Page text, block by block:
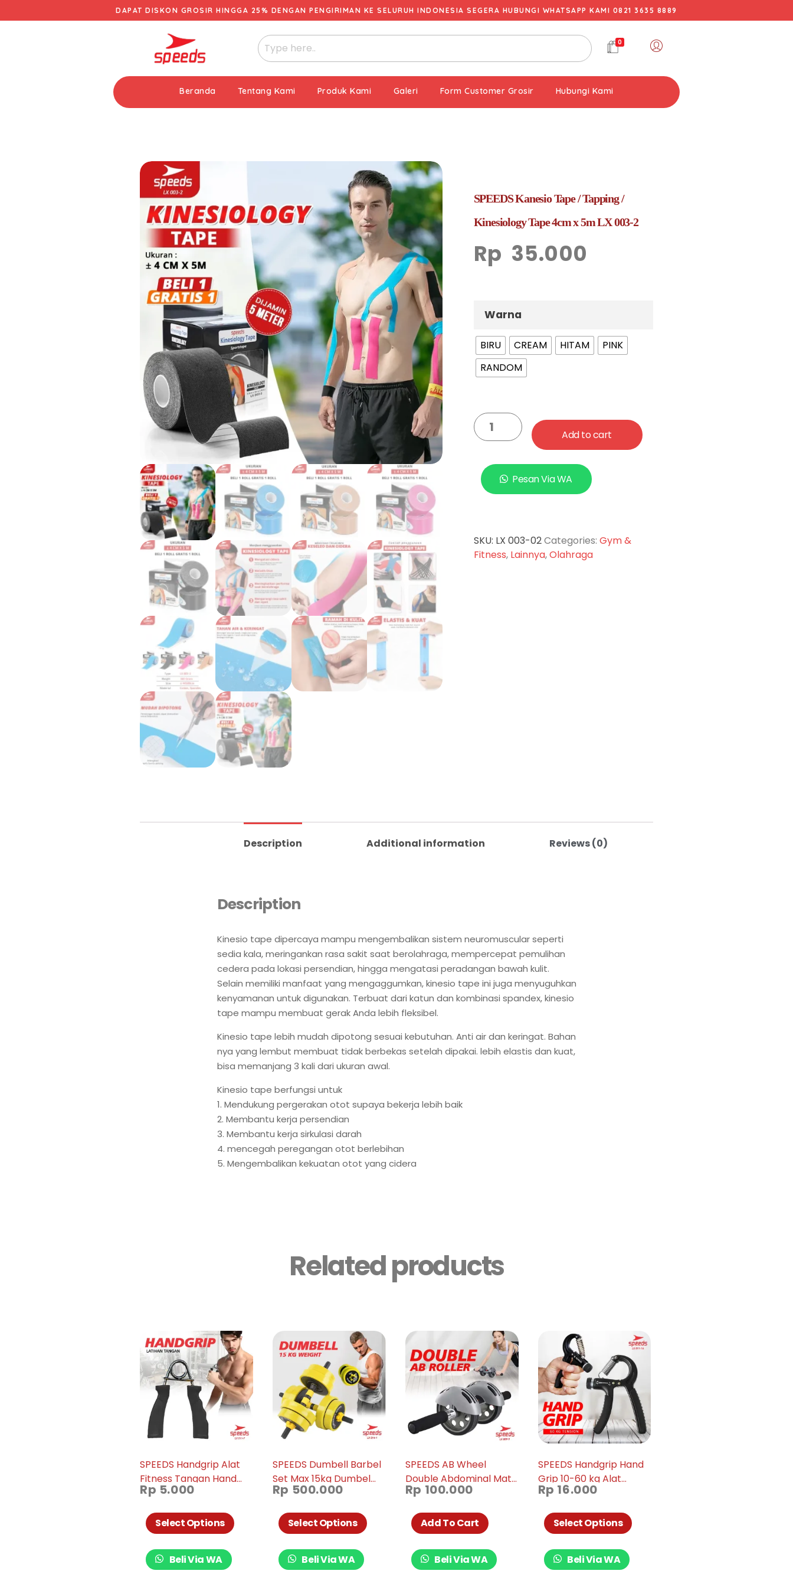
DAPAT DISKON GROSIR HINGGA 25% DENGAN PENGIRIMAN KE SELURUH INDONESIA SEGERA HUBUNGI WHATSAPP KAMI 0821 3635 8889
0
Beranda Tentang Kami Produk Kami Galeri Form Customer Grosir Hubungi Kami
SPEEDS Kanesio Tape / Tapping /
Kinesiology Tape 4cm x 5m LX 003-2
Rp 35.000
Warna
BIRU CREAM HITAM
PINK
RANDOM
Add to cart
Pesan Via WA
SKU: LX 003-02Categories: Gym &
Fitness, Lainnya,Olahraga
Description Additional information Reviews (0)
Description
Kinesio tape dipercaya mampu mengembalikan sistem neuromuscular seperti
sedia kala, meringankan rasa sakit saat berolahraga, mempercepat pemulihan
cedera pada lokasi persendian, hingga mengatasi peradangan bawah kulit.
Selain memiliki manfaat yang mengaggumkan, kinesio tape ini juga menyuguhkan
kenyamanan untuk digunakan. Terbuat dari katun dan kombinasi spandex, kinesio
tape mampu membuat gerak Anda lebih fleksibel.
Kinesio tape lebih mudah dipotong sesuai kebutuhan. Anti air dan keringat. Bahan
nya yang lembut membuat tidak berbekas setelah dipakai. lebih elastis dan kuat,
bisa memanjang 3 kali dari ukuran awal.
Kinesio tape berfungsi untuk
1. Mendukung pergerakan otot supaya bekerja lebih baik
2. Membantu kerja persendian
3. Membantu kerja sirkulasi darah
4. mencegah peregangan otot berlebihan
5. Mengembalikan kekuatan otot yang cidera
Related products
SPEEDS Handgrip Alat
Fitness Tangan Hand
Grip Alat Olahraga Otot
011-07
Rp 5.000
Select Options
Beli Via WA
SPEEDS Dumbell Barbel
Set Max 15kg Dumbel
Dumble Alat Fitness 2
Rp 500.000
Select Options
Beli Via WA
SPEEDS AB Wheel
Double Abdominal Mat
Dual Roller Fitness
Out Home Original 009-
09
Rp 100.000
Add To Cart
Beli Via WA
SPEEDS Handgrip Hand
Grip 10-60 kg Alat
bantu fitness Otot
011-01
Rp 16.000
Select Options
Beli Via WA